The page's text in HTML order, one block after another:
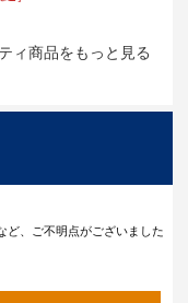
ィ商品をもっと見る
ど、ご不明点がございました